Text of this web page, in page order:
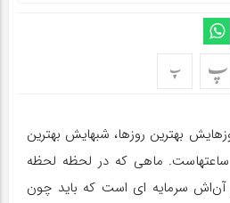
پ پ
بهترین روزها، شب‏هایش بهترین
ساعت‏هاست. ماهی که در لحظه‏ لحظه‏
سرمایه ‏ای است که باید چون